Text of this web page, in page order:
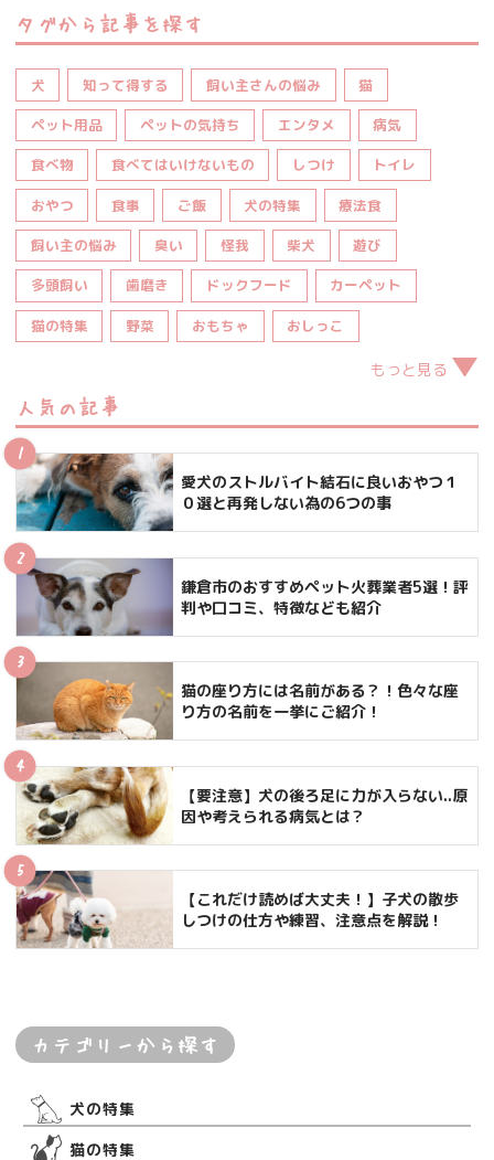
タグから記事を探す
犬 知って得する 飼い主さんの悩み 猫
ペット用品 ペットの気持ち エンタメ 病気
食べ物 食べてはいけないもの しつけ トイレ
おやつ 食事 ご飯 犬の特集 療法食
飼い主の悩み 臭い 怪我 柴犬 遊び
多頭飼い 歯磨き ドックフード カーペット
猫の特集 野菜 おもちゃ おしっこ
もっと見る
人気の記事
愛犬のストルバイト結石に良いおやつ１
０選と再発しない為の6つの事
鎌倉市のおすすめペット火葬業者5選！評
判や口コミ、特徴なども紹介
猫の座り方には名前がある？！色々な座
り方の名前を一挙にご紹介！
【要注意】犬の後ろ足に力が入らない..原
因や考えられる病気とは？
【これだけ読めば大丈夫！】子犬の散歩
しつけの仕方や練習、注意点を解説！
カテゴリーから探す
犬の特集
猫の特集